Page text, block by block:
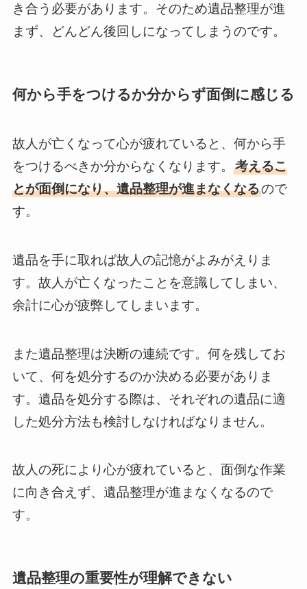
き合う必要があります。そのため遺品整理が進
まず、どんどん後回しになってしまうのです。
何から手をつけるか分からず面倒に感じる
故人が亡くなって心が疲れていると、何から手
をつけるべきか分からなくなります。 考えるこ
とが面倒になり、遺品整理が進まなくなるので
す。
遺品を手に取れば故人の記憶がよみがえりま
す。故人が亡くなったことを意識してしまい、
余計に心が疲弊してしまいます。
また遺品整理は決断の連続です。何を残してお
いて、何を処分するのか決める必要がありま
す。遺品を処分する際は、それぞれの遺品に適
した処分方法も検討しなければなりません。
故人の死により心が疲れていると、面倒な作業
に向き合えず、遺品整理が進まなくなるので
す。
遺品整理の重要性が理解できない